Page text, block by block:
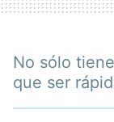
No sólo
que ser